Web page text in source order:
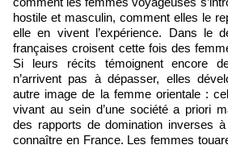
hostile et masculin, comment elles le
elle en vivent l’expérience. Dans le
françaises croisent cette fois des
Si leurs récits témoignent encore
n’arrivent pas à dépasser, elles
autre image de la femme orientale :
vivant au sein d’une société a priori
des rapports de domination inverses à
connaître en France. Les femmes